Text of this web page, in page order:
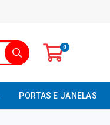
0
PORTAS E JANELAS